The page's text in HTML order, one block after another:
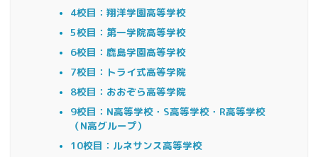
4校目：翔洋学園高等学校
5校目：第一学院高等学校
6校目：鹿島学園高等学校
7校目：トライ式高等学院
8校目：おおぞら高等学院
9校目：N高等学校・S高等学校・R高等学校
（N高グループ）
10校目：ルネサンス高等学校